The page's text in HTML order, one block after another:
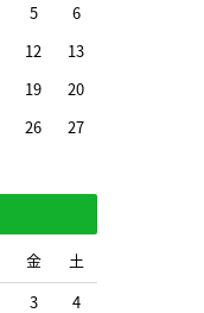
5
6
12
13
19
20
26
27
金
土
3 4